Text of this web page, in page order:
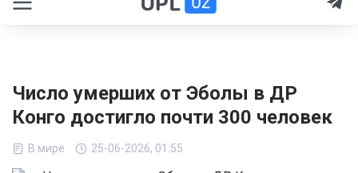
Число умерших от Эболы в ДР
Конго достигло почти 300 человек
В мире 25-06-2026, 01:55